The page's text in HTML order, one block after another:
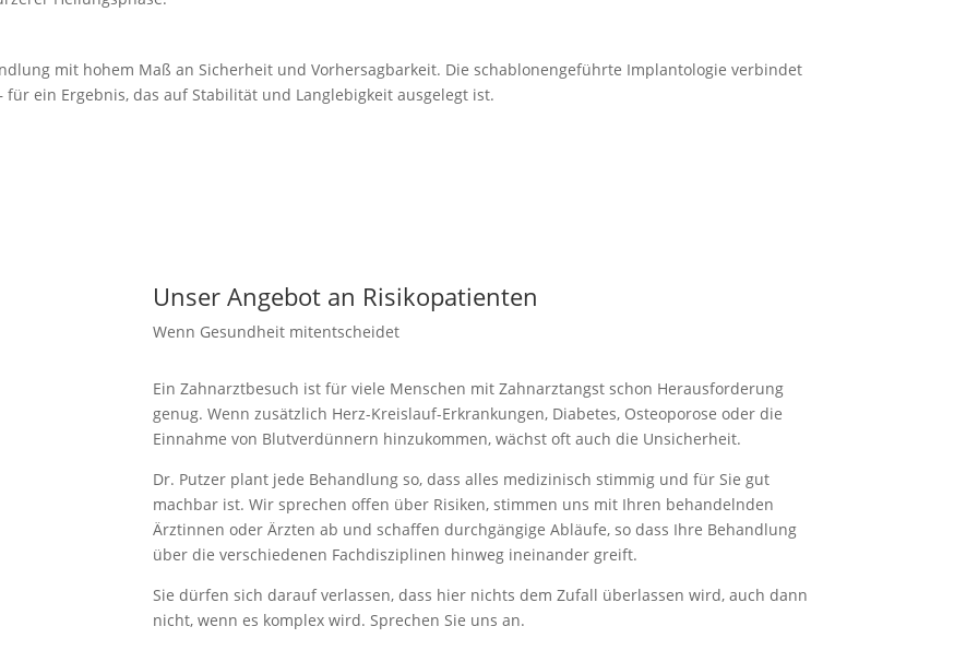
mit hohem Maß an Sicherheit und Vorher­sag­barkeit. Die schablo­nen­ge­führte Implan­to­logie verbindet
ein Ergebnis, das auf Stabi­lität und Langle­bigkeit ausgelegt ist.
Unser Angebot an Risiko­pa­ti­enten
Wenn Gesundheit mitent­scheidet
Ein Zahnarzt­besuch ist für viele Menschen mit Zahnarz­tangst schon Heraus­for­derung
genug. Wenn zusätzlich Herz-Kreislauf-Erkran­kungen, Diabetes, Osteo­porose oder die
Einnahme von Blutver­dünnern hinzu­kommen, wächst oft auch die Unsicherheit.
Dr. Putzer plant jede Behandlung so, dass alles medizi­nisch stimmig und für Sie gut
machbar ist. Wir sprechen offen über Risiken, stimmen uns mit Ihren behan­delnden
Ärztinnen oder Ärzten ab und schaffen durch­gängige Abläufe, so dass Ihre Behandlung
über die verschie­denen Fachdis­zi­plinen hinweg inein­ander greift.
Sie dürfen sich darauf verlassen, dass hier nichts dem Zufall überlassen wird, auch dann
nicht, wenn es komplex wird. Sprechen Sie uns an.